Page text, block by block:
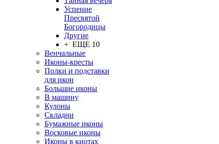
Успение
Пресвятой
Богородицы
Другие
+ ЕЩЕ 10
Венчальные
Иконы-кресты
Полки и подставки
для икон
Большие иконы
В машину
Кулоны
Складни
Бумажные иконы
Восковые иконы
Иконы в киотах